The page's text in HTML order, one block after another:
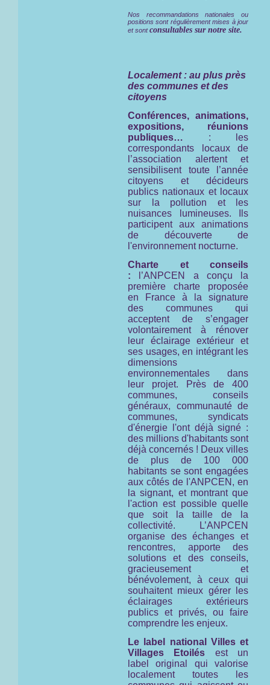
Nos recommandations nationales ou
positions sont régulièrement mises à jour
et sontconsultables sur notre site.
Localement : au plus près
des communes et des
citoyens
Conférences, animations,
expositions, réunions
publiques… : les
correspondants locaux de
l’association alertent et
sensibilisent toute l’année
citoyens et décideurs
publics nationaux et locaux
sur la pollution et les
nuisances lumineuses. Ils
participent aux animations
de découverte de
l'environnement nocturne.
Charte et conseils
: l’ANPCEN a conçu la
première charte proposée
en France à la signature
des communes qui
acceptent de s’engager
volontairement à rénover
leur éclairage extérieur et
ses usages, en intégrant les
dimensions
environnementales dans
leur projet. Près de 400
communes, conseils
généraux, communauté de
communes, syndicats
d'énergie l'ont déjà signé :
des millions d'habitants sont
déjà concernés ! Deux villes
de plus de 100 000
habitants se sont engagées
aux côtés de l'ANPCEN, en
la signant, et montrant que
l'action est possible quelle
que soit la taille de la
collectivité. L’ANPCEN
organise des échanges et
rencontres, apporte des
solutions et des conseils,
gracieusement et
bénévolement, à ceux qui
souhaitent mieux gérer les
éclairages extérieurs
publics et privés, ou faire
comprendre les enjeux.
Le label national Villes et
Villages Etoilés est un
label original qui valorise
localement toutes les